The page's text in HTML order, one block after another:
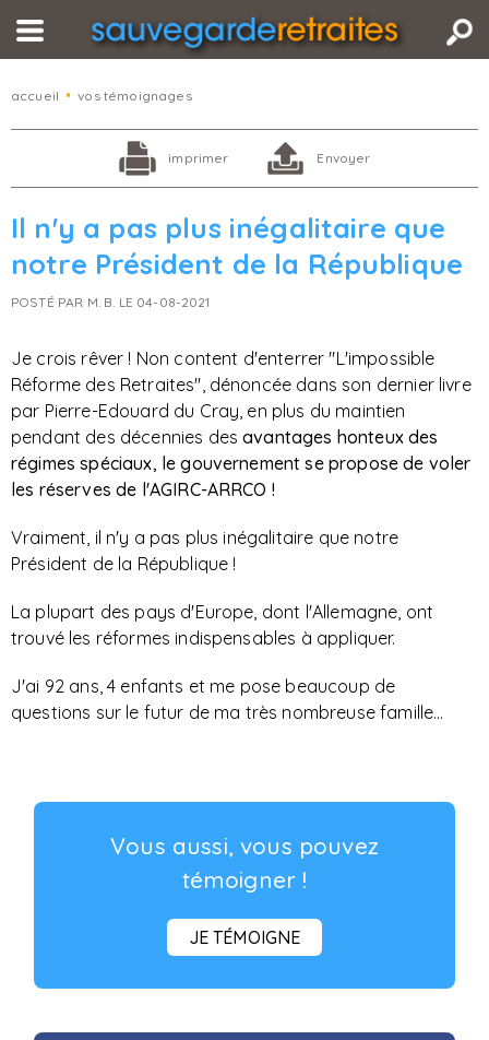
accueil • vos témoignages
imprimer Envoyer
Il n'y a pas plus inégalitaire que
notre Président de la République
POSTÉ PAR M. B. LE 04-08-2021
Je crois rêver ! Non content d'enterrer "L'impossible
Réforme des Retraites", dénoncée dans son dernier livre
par Pierre-Edouard du Cray, en plus du maintien
pendant des décennies des avantages honteux des
régimes spéciaux, le gouvernement se propose de voler
les réserves de l'AGIRC-ARRCO !
Vraiment, il n'y a pas plus inégalitaire que notre
Président de la République !
La plupart des pays d'Europe, dont l'Allemagne, ont
trouvé les réformes indispensables à appliquer.
J'ai 92 ans, 4 enfants et me pose beaucoup de
questions sur le futur de ma très nombreuse famille...
Vous aussi, vous pouvez
témoigner !
JE TÉMOIGNE